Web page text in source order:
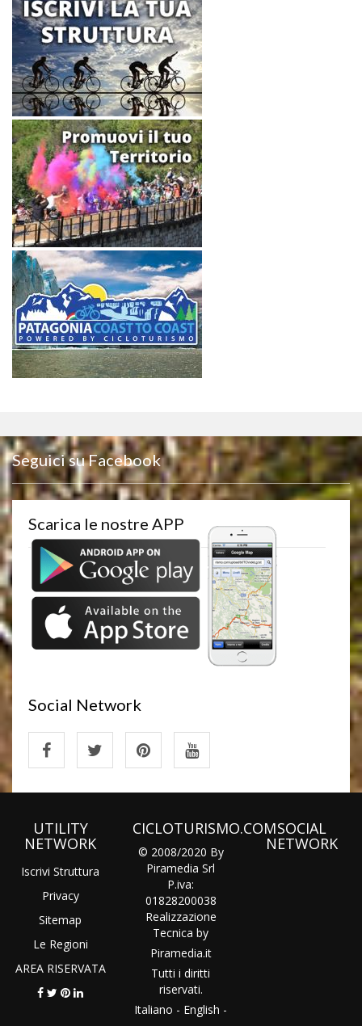
Seguici su Facebook
Scarica le nostre APP
Social Network
UTILITY
NETWORK
Iscrivi Struttura
Privacy
Sitemap
Le Regioni
AREA RISERVATA
CICLOTURISMO.COM
© 2008/2020 By
Piramedia Srl
P.iva:
01828200038
Realizzazione
Tecnica by
Piramedia.it
Tutti i diritti
riservati.
Italiano - English -
SOCIAL
NETWORK